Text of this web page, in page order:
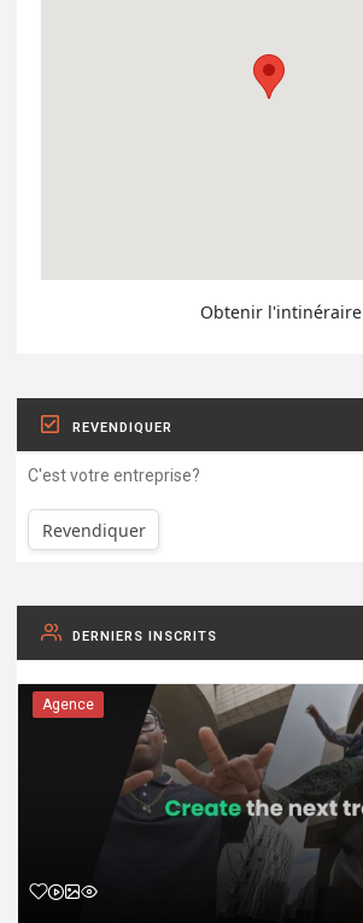
Obtenir l'intinéraire
REVENDIQUER
C'est votre entreprise?
Revendiquer
DERNIERS INSCRITS
Agence